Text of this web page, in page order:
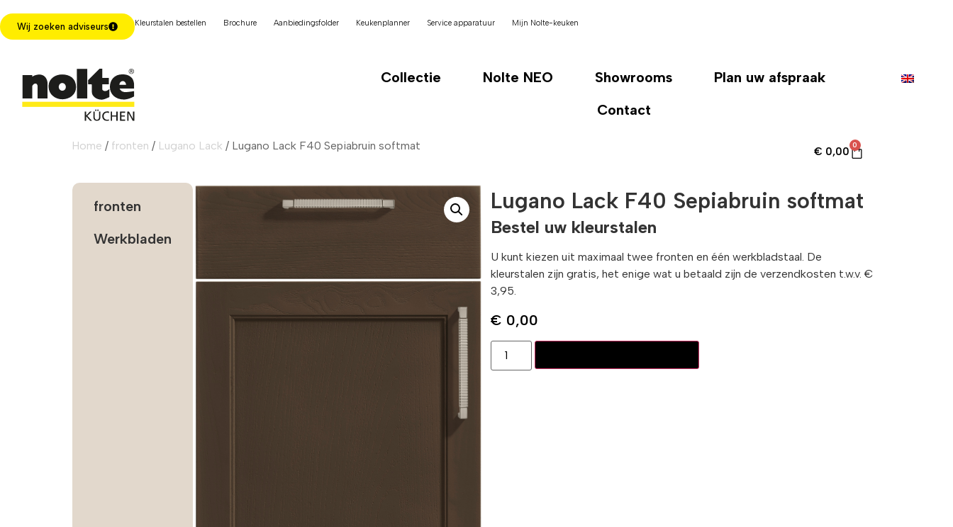
Wij zoeken adviseurs Kleurstalen bestellen Brochure Aanbiedingsfolder Keukenplanner Service apparatuur Mijn Nolte-keuken
Collectie Nolte NEO Showrooms
Plan uw afspraak
Contact
Home / fronten / Lugano Lack / Lugano Lack F40 Sepiabruin softmat € 0,00
0
fronten
Werkbladen
Lugano Lack F40 Sepiabruin softmat
Bestel uw kleurstalen
U kunt kiezen uit maximaal twee fronten en één werkbladstaal. De
kleurstalen zijn gratis, het enige wat u betaald zijn de verzendkosten t.w.v. €
3,95.
€ 0,00